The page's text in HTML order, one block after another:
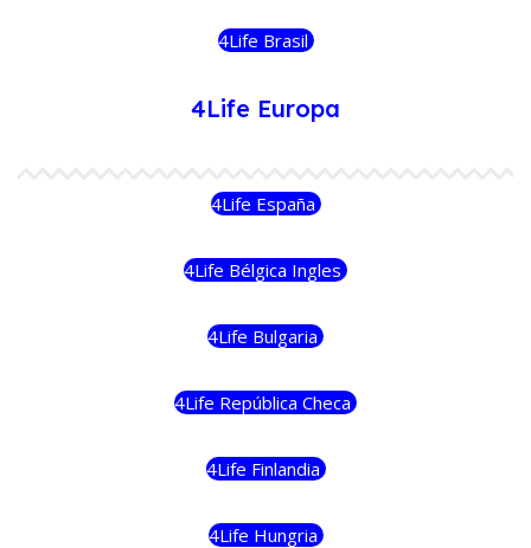
4Life Brasil
4Life Europa
4Life España
4Life Bélgica Ingles
4Life Bulgaria
4Life República Checa
4Life Finlandia
4Life Hungria